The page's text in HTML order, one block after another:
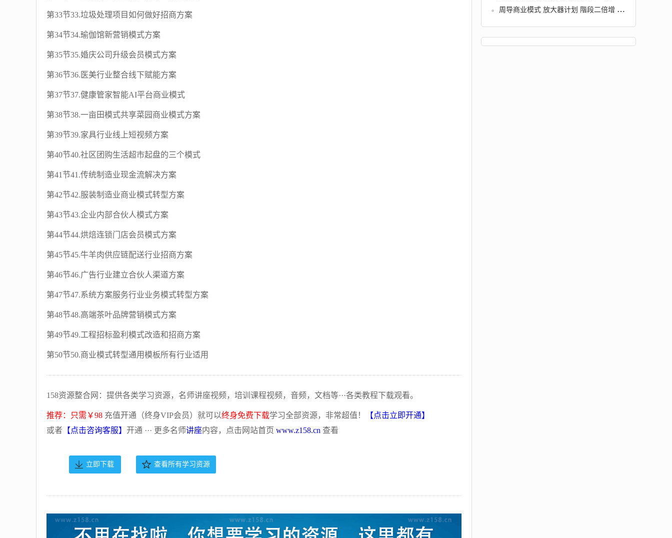
第33节33.垃圾处理项目如何做好招商方案
第34节34.瑜伽馆新营销模式方案
第35节35.婚庆公司升级会员模式方案
第36节36.医美行业整合线下赋能方案
第37节37.健康管家智能AI平台商业模式
第38节38.一亩田模式共享菜园商业模式方案
第39节39.家具行业线上短视频方案
第40节40.社区团购生活超市起盘的三个模式
第41节41.传统制造业现金流解决方案
第42节42.服装制造业商业模式转型方案
第43节43.企业内部合伙人模式方案
第44节44.烘焙连锁门店会员模式方案
第45节45.牛羊肉供应链配送行业招商方案
第46节46.广告行业建立合伙人渠道方案
第47节47.系统方案服务行业业务模式转型方案
第48节48.高端茶叶品牌营销模式方案
第49节49.工程招标盈利模式改造和招商方案
第50节50.商业模式转型通用模板所有行业适用
158资源整合网：提供各类学习资源，名师讲座视频，培训课程视频，音频，文档等···各类教程下载观看。
推荐：只需￥98 充值开通（终身VIP会员）就可以终身免费下载学习全部资源，非常超值！
【点击立即开通】
或者 【点击咨询客服】 开通 ··· 更多名师讲座内容，点击网站首页 www.z158.cn 查看
立即下载 查看所有学习资源
周导商业模式 放大器计划 階段二倍增 未来资本 绝密资料录音